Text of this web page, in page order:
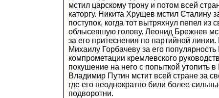
мстил царскому трону и потом всей
каторгу. Никита Хрущев мстил Сталину
поступок, когда тот вытряхнул пепел из
облысевшую голову. Леонид Брежнев
за его притеснения по партийной
Михаилу Горбачеву за его популярность
компрометации кремлевского
покушение на него с попыткой утопить
Владимир Путин мстит всей стране за
где его неоднократно били более
подворотни.